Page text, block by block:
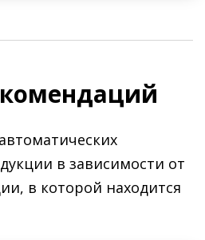
в зависимости от
в которой находится